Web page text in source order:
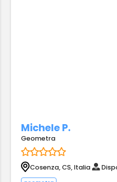
Michele P.
Geometra
Cosenza, CS, Italia